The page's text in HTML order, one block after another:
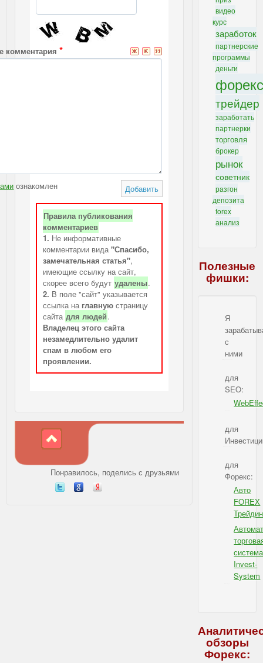
комментария*
ознакомлен Добавить
Правила публикования
комментариев
1. Не информативные
комментарии вида "Спасибо,
замечательная статья",
имеющие ссылку на сайт,
скорее всего будут удалены.
2. В поле "сайт" указывается
ссылка на главную страницу
сайта для людей.
Владелец этого сайта
незамедлительно удалит
спам в любом его
проявлении.
Понравилось, поделись с друзьями
видео
курс
заработок
партнерские
программы
деньги
трейдер
заработать
партнерки
торговля
брокер
рынок
советник
разгон
депозита
forex
анализ
Полезные
фишки:
Я
с
ними
для
SEO:
для
для
Форекс:
Авто
FOREX
система
Invest-
System
обзоры
Форекс: